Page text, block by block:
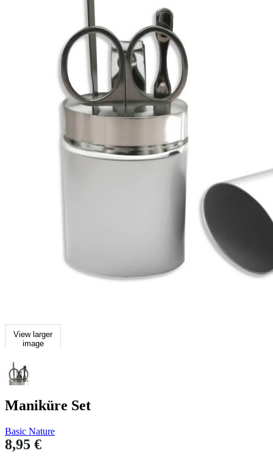
View larger
image
Maniküre Set
Basic Nature
8,95 €